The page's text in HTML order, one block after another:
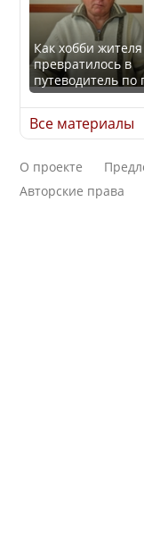
В Казахстане
проще получить
направления на
медицинские
обследования
Как хобби
превратилось в
путеводитель по
Все материалы
О проекте
Авторские права